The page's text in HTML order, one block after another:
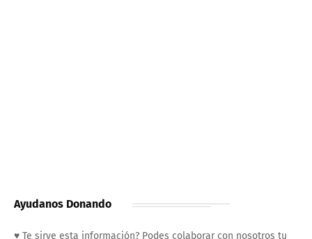
Ayudanos Donando
♥ Te sirve esta información? Podes colaborar con nosotros tu